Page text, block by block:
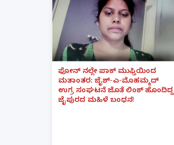
ಫೋನ್ ನಲ್ಲೇ ಪಾಕ್ ಮುಫ್ತಿಯಿಂದ
ಮತಾಂತರ: ಜೈಶ್-ಎ-ಮೊಹಮ್ಮದ್
ಉಗ್ರ ಸಂಘಟನೆ ಜೊತೆ ಲಿಂಕ್ ಹೊಂದಿದ್ದ
ಜೈಪುರದ ಮಹಿಳೆ ಬಂಧನ!